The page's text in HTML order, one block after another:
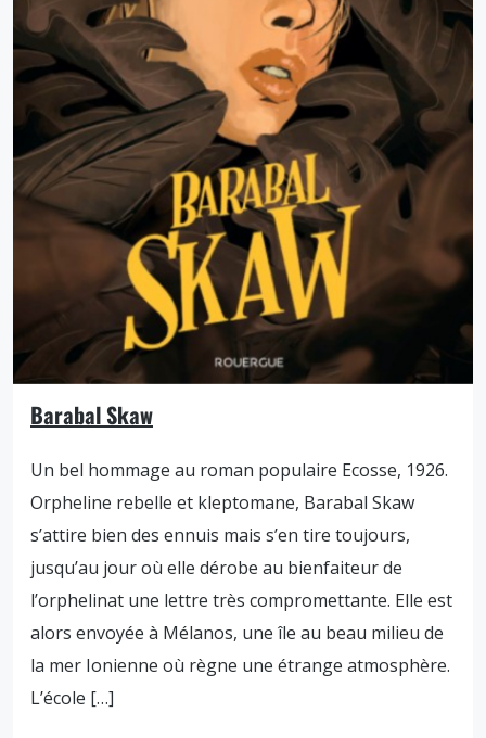
Barabal Skaw
Un bel hommage au roman populaire Ecosse, 1926.
Orpheline rebelle et kleptomane, Barabal Skaw
s’attire bien des ennuis mais s’en tire toujours,
jusqu’au jour où elle dérobe au bienfaiteur de
l’orphelinat une lettre très compromettante. Elle est
alors envoyée à Mélanos, une île au beau milieu de
la mer Ionienne où règne une étrange atmosphère.
L’école […]